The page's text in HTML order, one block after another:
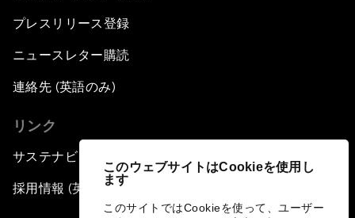
このウェブサイトはCookieを使用し
ます
このサイトではCookieを使って、ユーザー
プレスリリース登録
ニュースレター購読
連絡先 (英語のみ)
リンク
サステナビリティへの取り組み
採用情報 (英語のみ)